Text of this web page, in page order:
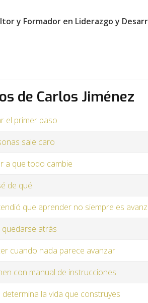
y Formador en Liderazgo y
de Carlos Jiménez
el primer paso
sale caro
a que todo cambie
de qué
que aprender no siempre es
quedarse atrás
cuando nada parece avanzar
con manual de instrucciones
la vida que construyes